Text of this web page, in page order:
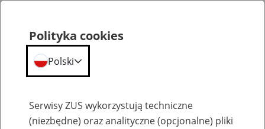
Polityka cookies
Polski
Serwisy ZUS wykorzystują techniczne
(niezbędne) oraz analityczne (opcjonalne) pliki